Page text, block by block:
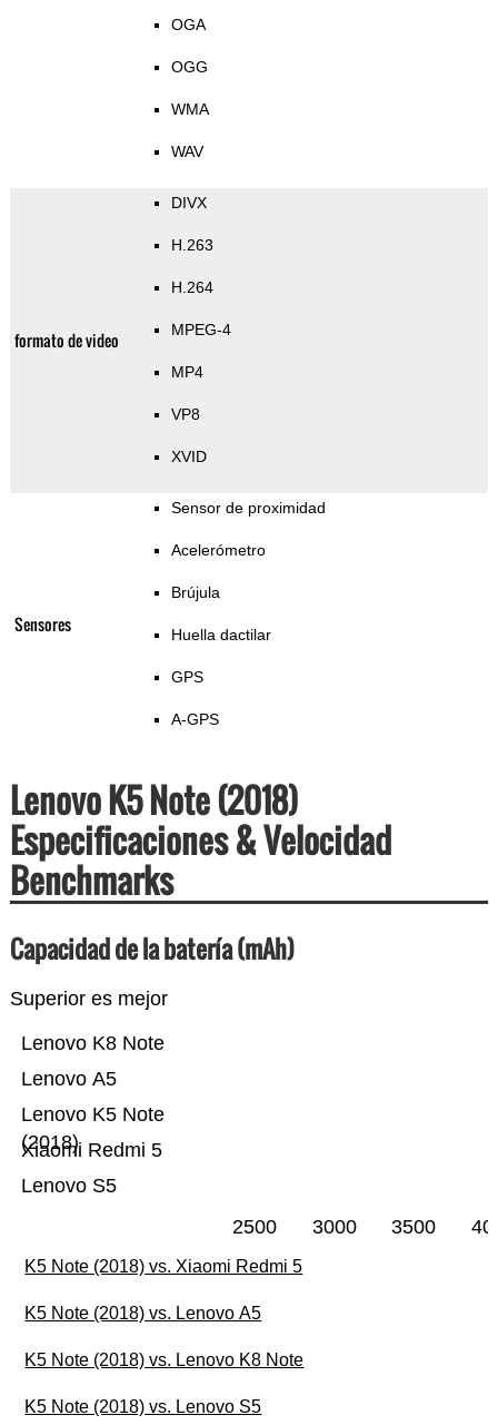
OGA
OGG
WMA
WAV
formato de video
DIVX
H.263
H.264
MPEG-4
MP4
VP8
XVID
Sensores
Sensor de proximidad
Acelerómetro
Brújula
Huella dactilar
GPS
A-GPS
Lenovo K5 Note (2018)
Especificaciones & Velocidad
Benchmarks
Capacidad de la batería (mAh)
Superior es mejor
Lenovo S5
Xiaomi Redmi 5
Lenovo K5 Note
(2018)
Lenovo A5
Lenovo K8 Note
2500 3000 3500
K5 Note (2018) vs. Xiaomi Redmi 5
K5 Note (2018) vs. Lenovo A5
K5 Note (2018) vs. Lenovo K8 Note
K5 Note (2018) vs. Lenovo S5